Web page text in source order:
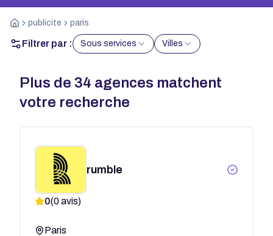
publicite paris
Filtrer par : Sous services Villes
Plus de 34 agences matchent
votre recherche
rumble
0(0avis)
Paris